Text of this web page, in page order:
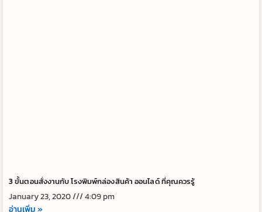
3 ขั้นตอนสั่งงานกับ โรงพิมพ์กล่องสินค้า ออนไลด์ ที่คุณควรรู้
January 23, 2020
4:09 pm
อ่านเพิ่ม »